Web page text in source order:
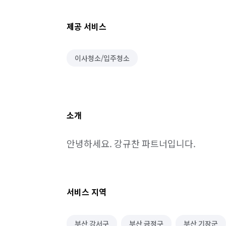
제공 서비스
이사청소/입주청소
소개
안녕하세요. 강규찬 파트너입니다.
서비스 지역
부산 강서구 부산 금정구 부산 기장군